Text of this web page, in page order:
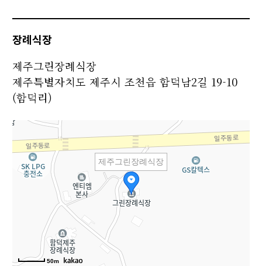
장례식장
제주그린장례식장
제주특별자치도 제주시 조천읍 함덕남2길 19-10
(함덕리)
제주그린장례식장
50m